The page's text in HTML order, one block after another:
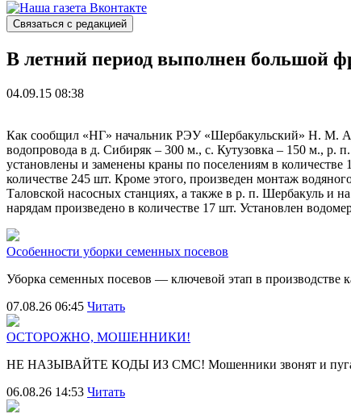
Связаться с редакцией
В летний период выполнен большой
04.09.15 08:38
Как сообщил «НГ» начальник РЭУ «Шербакульский» Н. М.
водопровода в д. Сибиряк – 300 м., с. Кутузовка – 150 м., р.
установлены и заменены краны по поселениям в
количестве 245 шт. Кроме этого, произведен монтаж
Таловской насосных станциях, а также в р. п. Шербакуль и
нарядам произведено в количестве 17 шт. Установлен
Особенности уборки семенных посевов
Уборка семенных посевов — ключевой этап в производстве
07.08.26 06:45 Читать
ОСТОРОЖНО, МОШЕННИКИ!
НЕ НАЗЫВАЙТЕ КОДЫ ИЗ СМС! Мошенники звонят и
06.08.26 14:53 Читать